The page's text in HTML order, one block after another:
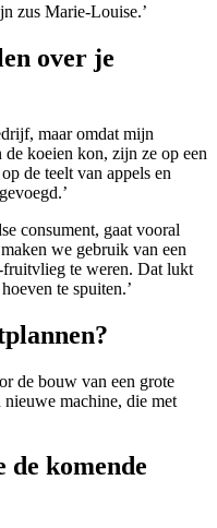
zus Marie-Louise.’
over je
maar omdat mijn
koeien kon, zijn ze op een
de teelt van appels en
consument, gaat vooral
we gebruik van een
te weren. Dat lukt
te spuiten.’
de bouw van een grote
machine, die met
komende